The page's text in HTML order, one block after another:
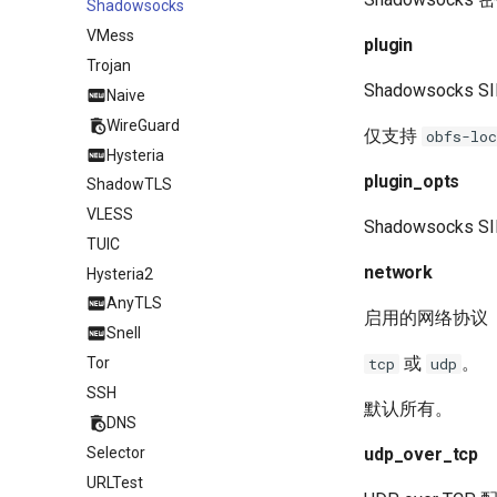
Shadowsocks
VMess
Trojan
Naive
WireGuard
Hysteria
ShadowTLS
VLESS
TUIC
Hysteria2
AnyTLS
Snell
Tor
SSH
DNS
Selector
URLTest
plugin
Shadowsocks
仅支持 obfs-
plugin_opts
Shadowsocks
network
启用的网络协议
tcp 或 udp 。
默认所有。
udp_over_tcp